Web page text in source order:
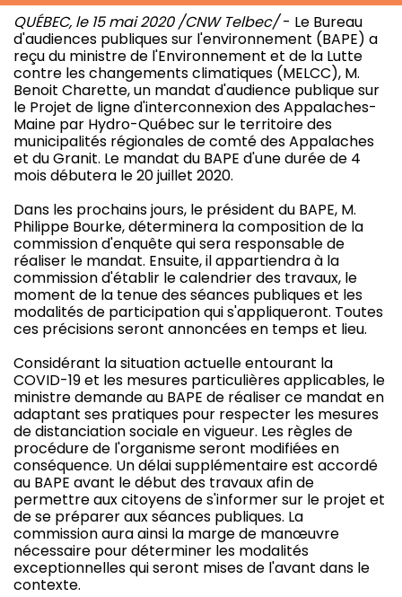
QUÉBEC, le 15 mai 2020 /CNW Telbec/- Le Bureau
d'audiences publiques sur l'environnement (BAPE) a
reçu du ministre de l'Environnement et de la Lutte
contre les changements climatiques (MELCC), M.
Benoit Charette, un mandat d'audience publique sur
le Projet de ligne d'interconnexion des Appalaches-
Maine par Hydro-Québec sur le territoire des
municipalités régionales de comté des Appalaches
et du Granit. Le mandat du BAPE d'une durée de 4
mois débutera le 20 juillet 2020.
Dans les prochains jours, le président du BAPE, M.
Philippe Bourke, déterminera la composition de la
commission d'enquête qui sera responsable de
réaliser le mandat. Ensuite, il appartiendra à la
commission d'établir le calendrier des travaux, le
moment de la tenue des séances publiques et les
modalités de participation qui s'appliqueront. Toutes
ces précisions seront annoncées en temps et lieu.
Considérant la situation actuelle entourant la
COVID-19 et les mesures particulières applicables, le
ministre demande au BAPE de réaliser ce mandat en
adaptant ses pratiques pour respecter les mesures
de distanciation sociale en vigueur. Les règles de
procédure de l'organisme seront modifiées en
conséquence. Un délai supplémentaire est accordé
au BAPE avant le début des travaux afin de
permettre aux citoyens de s'informer sur le projet et
de se préparer aux séances publiques. La
commission aura ainsi la marge de manœuvre
nécessaire pour déterminer les modalités
exceptionnelles qui seront mises de l'avant dans le
contexte.